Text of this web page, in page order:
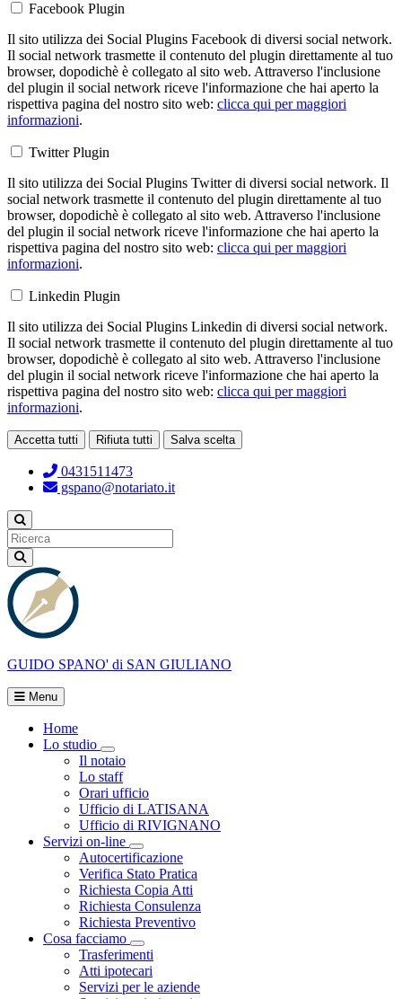
Facebook Plugin
Il sito utilizza dei Social Plugins Facebook di diversi social network.
Il social network trasmette il contenuto del plugin direttamente al tuo
browser, dopodichè è collegato al sito web. Attraverso l'inclusione
del plugin il social network riceve l'informazione che hai aperto la
rispettiva pagina del nostro sito web: clicca qui per maggiori
informazioni.
Twitter Plugin
Il sito utilizza dei Social Plugins Twitter di diversi social network. Il
social network trasmette il contenuto del plugin direttamente al tuo
browser, dopodichè è collegato al sito web. Attraverso l'inclusione
del plugin il social network riceve l'informazione che hai aperto la
rispettiva pagina del nostro sito web: clicca qui per maggiori
informazioni.
Linkedin Plugin
Il sito utilizza dei Social Plugins Linkedin di diversi social network.
Il social network trasmette il contenuto del plugin direttamente al tuo
browser, dopodichè è collegato al sito web. Attraverso l'inclusione
del plugin il social network riceve l'informazione che hai aperto la
rispettiva pagina del nostro sito web: clicca qui per maggiori
informazioni.
Accetta tutti Rifiuta tutti Salva scelta
0431511473
gspano@notariato.it
GUIDO SPANO' di SAN GIULIANO
Menu
Home
Lo studio
Visualizza menù di secondo livello
Il notaio
Lo staff
Orari ufficio
Ufficio di LATISANA
Ufficio di RIVIGNANO
Servizi on-line
Visualizza menù di secondo livello
Autocertificazione
Verifica Stato Pratica
Richiesta Copia Atti
Richiesta Consulenza
Richiesta Preventivo
Cosa facciamo
Visualizza menù di secondo livello
Trasferimenti
Atti ipotecari
Servizi per le aziende